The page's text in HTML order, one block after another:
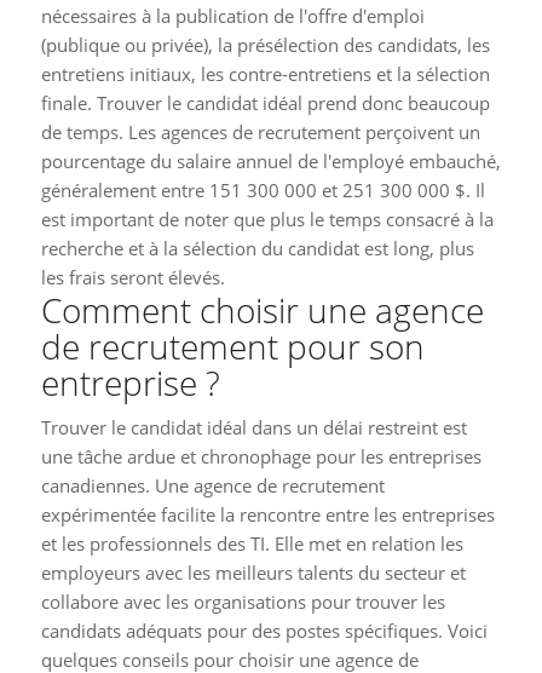
nécessaires à la publication de l'offre d'emploi
(publique ou privée), la présélection des candidats, les
entretiens initiaux, les contre-entretiens et la sélection
finale. Trouver le candidat idéal prend donc beaucoup
de temps. Les agences de recrutement perçoivent un
pourcentage du salaire annuel de l'employé embauché,
généralement entre 151 300 000 et 251 300 000 $. Il
est important de noter que plus le temps consacré à la
recherche et à la sélection du candidat est long, plus
les frais seront élevés.
Comment choisir une agence
de recrutement pour son
entreprise ?
Trouver le candidat idéal dans un délai restreint est
une tâche ardue et chronophage pour les entreprises
canadiennes. Une agence de recrutement
expérimentée facilite la rencontre entre les entreprises
et les professionnels des TI. Elle met en relation les
employeurs avec les meilleurs talents du secteur et
collabore avec les organisations pour trouver les
candidats adéquats pour des postes spécifiques. Voici
quelques conseils pour choisir une agence de